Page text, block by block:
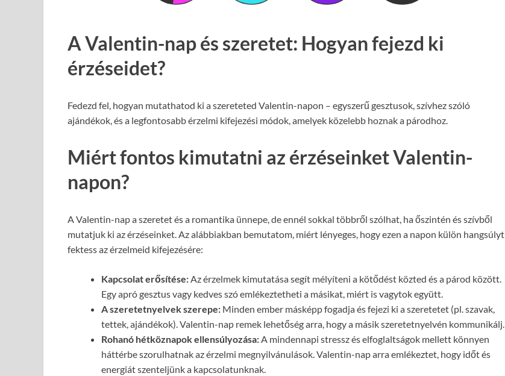
A Valentin-nap és szeretet: Hogyan fejezd ki
érzéseidet?
Fedezd fel, hogyan mutathatod ki a szereteted Valentin-napon – egyszerű gesztusok, szívhez szóló
ajándékok, és a legfontosabb érzelmi kifejezési módok, amelyek közelebb hoznak a párodhoz.
Miért fontos kimutatni az érzéseinket Valentin-
napon?
A Valentin-nap a szeretet és a romantika ünnepe, de ennél sokkal többről szólhat, ha őszintén és szívből
mutatjuk ki az érzéseinket. Az alábbiakban bemutatom, miért lényeges, hogy ezen a napon külön hangsúlyt
fektess az érzelmeid kifejezésére:
Kapcsolat erősítése:Az érzelmek kimutatása segít mélyíteni a kötődést közted és a párod között.
Egy apró gesztus vagy kedves szó emlékeztetheti a másikat, miért is vagytok együtt.
A szeretetnyelvek szerepe: Minden ember másképp fogadja és fejezi ki a szeretetet (pl. szavak,
tettek, ajándékok). Valentin-nap remek lehetőség arra, hogy a másik szeretetnyelvén kommunikálj.
Rohanó hétköznapok ellensúlyozása:A mindennapi stressz és elfoglaltságok mellett könnyen
háttérbe szorulhatnak az érzelmi megnyilvánulások. Valentin-nap arra emlékeztet, hogy időt és
energiát szenteljünk a kapcsolatunknak.